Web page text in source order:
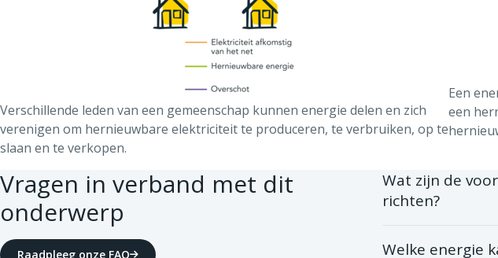
Verschillende leden van een gemeenschap kunnen energie delen en zich
verenigen om hernieuwbare elektriciteit te produceren, te verbruiken, op te
slaan en te verkopen.
Een
een
Vragen in verband met dit
onderwerp
Raadpleeg onze FAQ
Wat zijn de
richten?
Ze moet
Welke energie